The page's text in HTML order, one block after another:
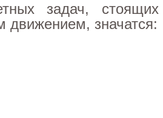
задач,
движением, значатся: